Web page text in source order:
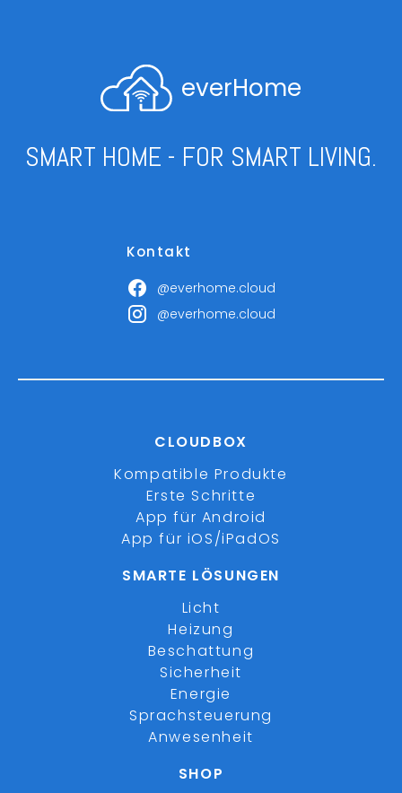
everHome
SMART HOME - FOR SMART LIVING.
Kontakt
@everhome.cloud
@everhome.cloud
CLOUDBOX
Kompatible Produkte
Erste Schritte
App für Android
App für iOS/iPadOS
SMARTE LÖSUNGEN
Licht
Heizung
Beschattung
Sicherheit
Energie
Sprachsteuerung
Anwesenheit
SHOP